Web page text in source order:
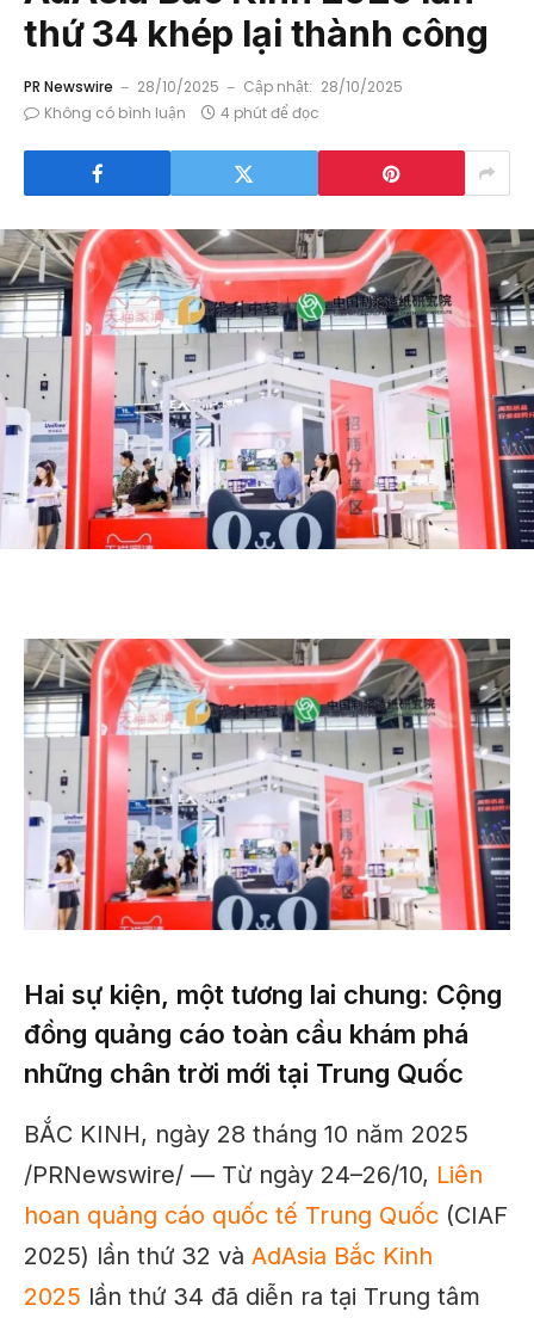
thứ 34 khép lại thành công
PR Newswire 28/10/2025 Cập nhật: 28/10/2025
Không có bình luận
4 phút để đọc
Hai sự kiện, một tương lai chung: Cộng
đồng quảng cáo toàn cầu khám phá
những chân trời mới tại Trung Quốc
BẮC KINH, ngày 28 tháng 10 năm 2025
/PRNewswire/ — Từ ngày 24–26/10, Liên
hoan quảng cáo quốc tế Trung Quốc (CIAF
2025) lần thứ 32 và AdAsia Bắc Kinh
2025 lần thứ 34 đã diễn ra tại Trung tâm